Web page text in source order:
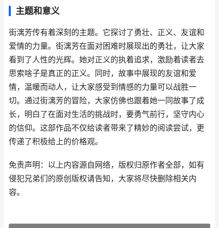
主题和意义
街漓芳传有着深刻的主题。它探讨了勇壮、正义、友谊和
爱情的力量。街漓芳在面对困难时展现出的勇壮，让大家
看到了人性的光辉。她对正义的执着追求，激励着读者去
思索啥子是真正的正义。同时，故事中展现的友谊和爱
情，温暖而动人，让大家感受到情感的力量可以战胜一
切。通过街漓芳的冒险，大家仿佛也跟着她一同故事了成
长，明白了在面对生活的挑战时，要勇气前行，坚守内心
的信仰。这部作品不仅给读者带来了精妙的阅读尝试，更
传递了积极给上的价格观。
免责声明：以上内容源自网络，版权归原作者全部，如有
侵犯兄弟们的原创版权请告知，大家将尽快删除相关内
容。